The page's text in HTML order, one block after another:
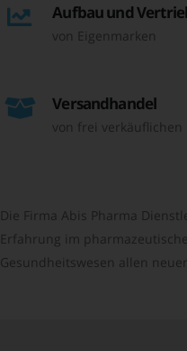
Aufbau und
von Eigenmarken
Versandhandel
von frei verkäuflichen
Die Firma Abis Pharma
Erfahrung im
Gesundheitswesen allen